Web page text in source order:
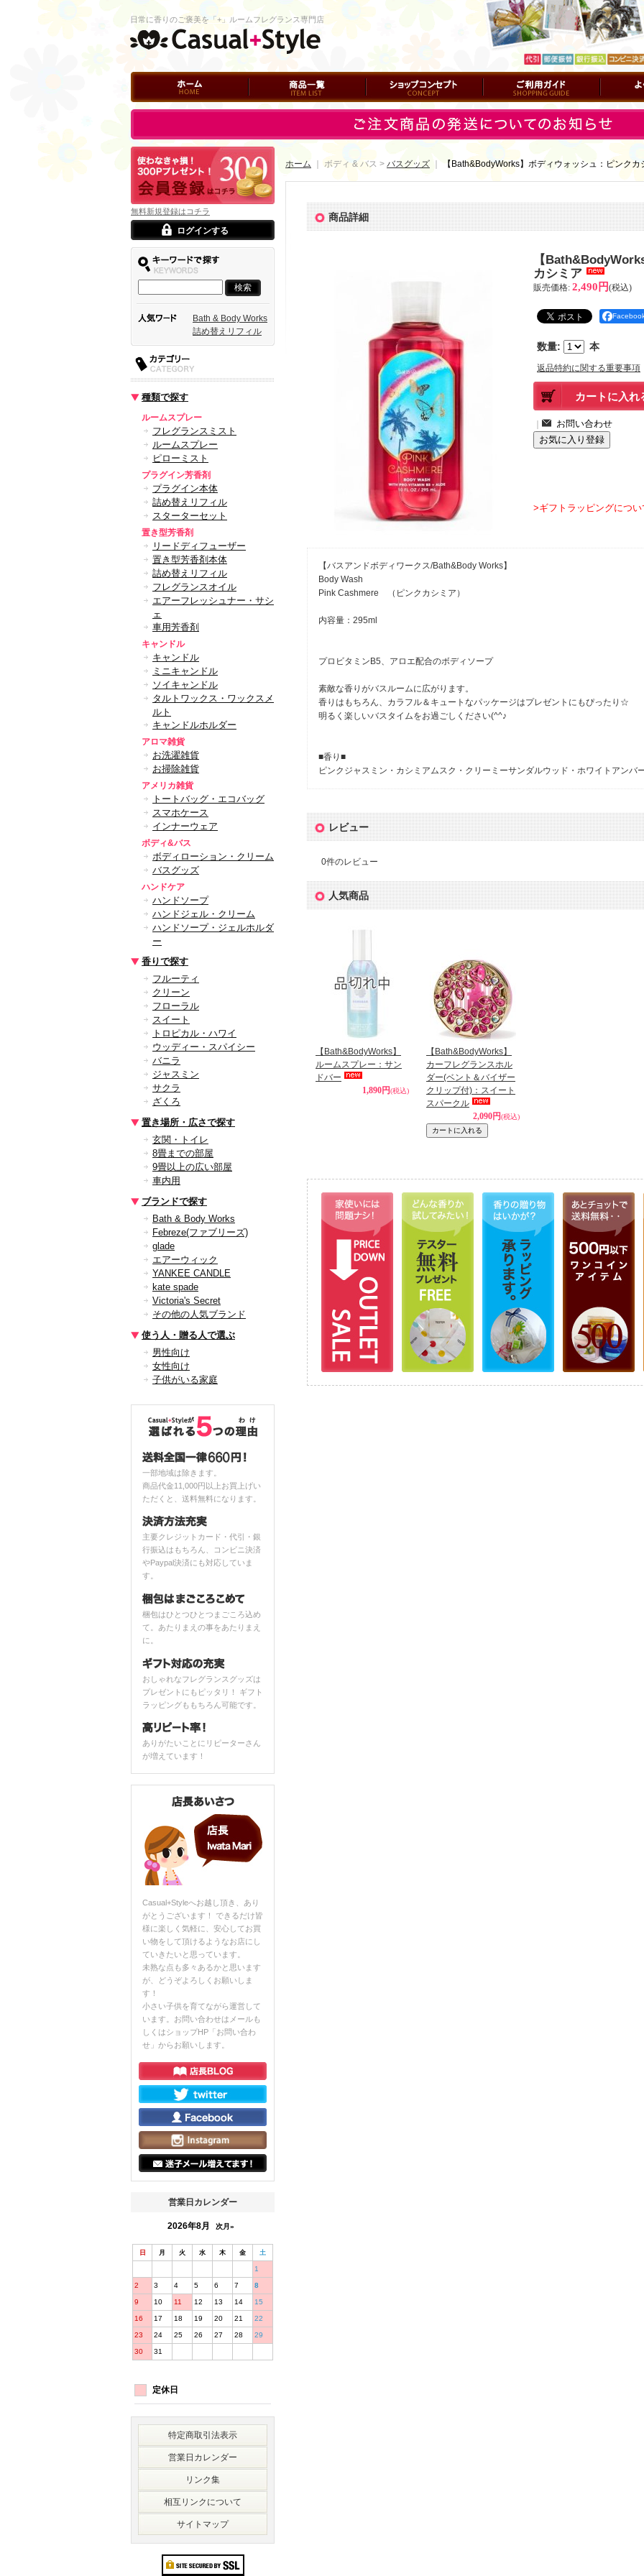
ホーム 商品一覧 ショップコンセプト ご利用ガイド よくある
日常に香りのご褒美を「+」ルームフレグランス専門店
ログイン
無料新規登録はコチラ
ログインする
Bath & Body Works
詰め替えリフィル
種類で探す
ルームスプレー
フレグランスミスト
ルームスプレー
ピローミスト
プラグイン芳香剤
プラグイン本体
詰め替えリフィル
スターターセット
置き型芳香剤
リードディフューザー
置き型芳香剤本体
詰め替えリフィル
フレグランスオイル
エアーフレッシュナー・サシ
ェ
車用芳香剤
キャンドル
キャンドル
ミニキャンドル
ソイキャンドル
タルトワックス・ワックスメ
ルト
キャンドルホルダー
アロマ雑貨
お洗濯雑貨
お掃除雑貨
アメリカ雑貨
トートバッグ・エコバッグ
スマホケース
インナーウェア
ボディ&バス
ボディローション・クリーム
バスグッズ
ハンドケア
ハンドソープ
ハンドジェル・クリーム
ハンドソープ・ジェルホルダ
ー
香りで探す
フルーティ
クリーン
フローラル
スイート
トロピカル・ハワイ
ウッディー・スパイシー
バニラ
ジャスミン
サクラ
ざくろ
置き場所・広さで探す
玄関・トイレ
8畳までの部屋
9畳以上の広い部屋
車内用
ブランドで探す
Bath & Body Works
Febreze(ファブリーズ)
glade
エアーウィック
YANKEE CANDLE
kate spade
Victoria's Secret
その他の人気ブランド
使う人・贈る人で選ぶ
男性向け
女性向け
子供がいる家庭
一部地域は除きます。
商品代金11,000円以上お買上げい
ただくと、送料無料になります。
主要クレジットカード・代引・銀
行振込はもちろん、コンビニ決済
やPaypal決済にも対応していま
す。
梱包はひとつひとつまごころ込め
て。あたりまえの事をあたりまえ
に。
おしゃれなフレグランスグッズは
プレゼントにもピッタリ！ ギフト
ラッピングももちろん可能です。
ありがたいことにリピーターさん
が増えています！
Casual+Styleへお越し頂き、あり
がとうございます！ できるだけ皆
様に楽しく気軽に、安心してお買
い物をして頂けるようなお店にし
ていきたいと思っています。
未熟な点も多々あるかと思います
が、どうぞよろしくお願いしま
す！
小さい子供を育てながら運営して
います。お問い合わせはメールも
しくはショップHP「お問い合わ
せ」からお願いします。
営業日カレンダー
2026年8月 次月»
日 月 火 水 木 金 土
1
2 3 4 5 6 7 8
9 10 11 12 13 14 15
16 17 18 19 20 21 22
23 24 25 26 27 28 29
30 31
定休日
特定商取引法表示
営業日カレンダー
リンク集
相互リンクについて
サイトマップ
ホーム ｜ ボディ & バス > バスグッズ 【Bath&BodyWorks】ボディウォッシュ：ピンクカ
商品詳細
【
カシミア
販売価格: 2,490円(税込)
数量: 本
返品特約に関する重要事項
>ギフトラッピングについ
【バスアンドボディワークス/Bath&Body Works】
Body Wash
Pink Cashmere （ピンクカシミア）
内容量：295ml
プロビタミンB5、アロエ配合のボディソープ
素敵な香りがバスルームに広がります。
香りはもちろん、カラフル＆キュートなパッケージはプレゼントにもぴったり☆
明るく楽しいバスタイムをお過ごしください(^^♪
■香り■
ピンクジャスミン・カシミアムスク・クリーミーサンダルウッド・ホワイトアンバ
レビュー
0件のレビュー
人気商品
【Bath&BodyWorks】
ルームスプレー：サン
ドバー
1,890円(税込)
【Bath&BodyWorks】
カーフレグランスホル
ダー(ベント＆バイザー
クリップ付)：スイート
スパークル
2,090円(税込)